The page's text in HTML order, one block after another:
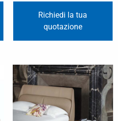
Richiedi la tua
quotazione